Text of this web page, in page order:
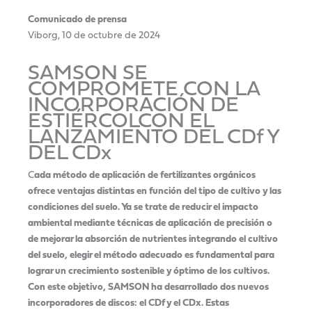
Comunicado de prensa
Viborg, 10 de octubre de 2024
SAMSON SE
COMPROMETE CON LA
INCORPORACIÓN DE
ESTIÉRCOLCON EL
LANZAMIENTO DEL CDf Y
DEL CDx
Cada método de aplicación de fertilizantes orgánicos
ofrece ventajas distintas en función del tipo de cultivo y las
condiciones del suelo. Ya se trate de reducir el impacto
ambiental mediante técnicas de aplicación de precisión o
de mejorar la absorción de nutrientes integrando el cultivo
del suelo, elegir el método adecuado es fundamental para
lograr un crecimiento sostenible y óptimo de los cultivos.
Con este objetivo, SAMSON ha desarrollado dos nuevos
incorporadores de discos: el CDf y el CDx. Estas